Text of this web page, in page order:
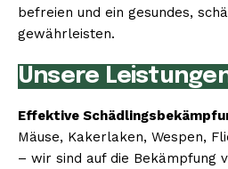
befreien und ein gesundes,
gewährleisten.
Unsere
Effektive
Mäuse, Kakerlaken, Wespen,
– wir sind auf die Bekämpfung